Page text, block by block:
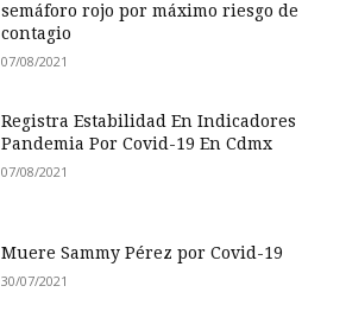
semáforo rojo por máximo riesgo de
contagio
07/08/2021
Registra Estabilidad En Indicadores
Pandemia Por Covid-19 En Cdmx
07/08/2021
Muere Sammy Pérez por Covid-19
30/07/2021